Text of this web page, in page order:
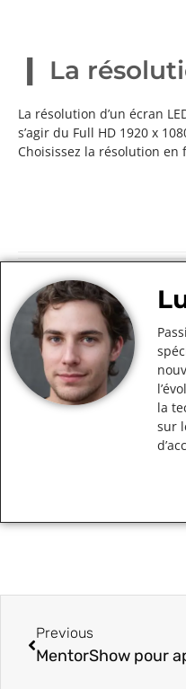
La
La résolution d’un écran
s’agir du Full HD 1920 x
Choisissez la résolution en
la
sur
Previous